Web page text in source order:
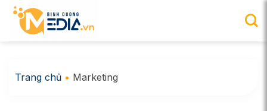
Chuyển
Trang chủ • Marketing